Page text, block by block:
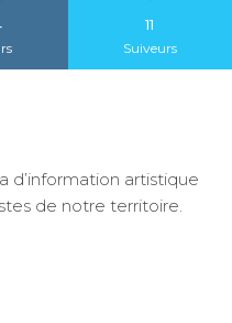
11
Suiveurs
d’information artistique
de notre territoire.